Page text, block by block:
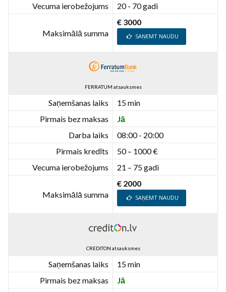
Vecuma ierobežojums
20 - 70 gadi
Maksimālā summa
€ 3000
SAŅEMT NAUDU
FERRATUM atsauksmes
Saņemšanas laiks
15 min
Pirmais bez maksas
Jā
Darba laiks
08:00 - 20:00
Pirmais kredīts
50 – 1000 €
Vecuma ierobežojums
21 – 75 gadi
Maksimālā summa
€ 2000
SAŅEMT NAUDU
CREDITON atsauksmes
Saņemšanas laiks
15 min
Pirmais bez maksas
Jā